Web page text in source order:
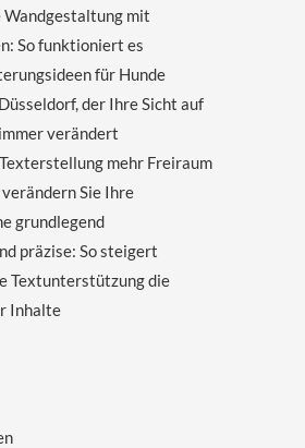
mit
So funktioniert es
für Hunde
der Ihre Sicht auf
verändert
mehr Freiraum
Sie Ihre
grundlegend
präzise: So steigert
Textunterstützung die
Inhalte